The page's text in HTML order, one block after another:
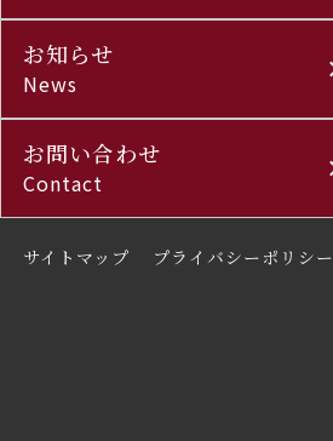
お知らせ
News
お問い合わせ
Contact
サイトマップ プライバシーポリシー